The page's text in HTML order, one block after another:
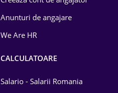
Anunturi de angajare
We Are HR
CALCULATOARE
Salario - Salarii Romania